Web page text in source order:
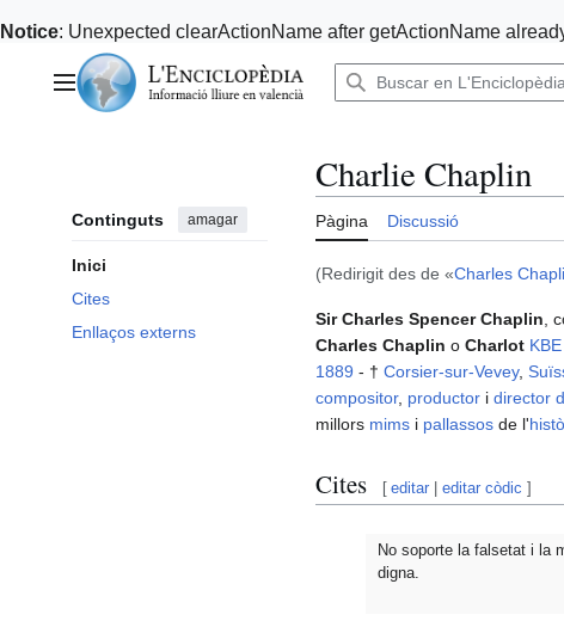
Notice: Unexpected clearActionName after getActionName
contingutMenú principal
Continguts amagar
Inici
Cites
Enllaços externs
Charlie Chaplin
Pàgina Discussió
(Redirigit des de «Charles
Sir Charles Spencer Chaplin ,
Charles Chaplin o Charlot KBE
1889 - † Corsier-sur-Vevey,
compositor, productor i director
millors mims i pallassos de l'
Cites [ editar |editar còdic ]
No soporte la falsetat i la
digna.